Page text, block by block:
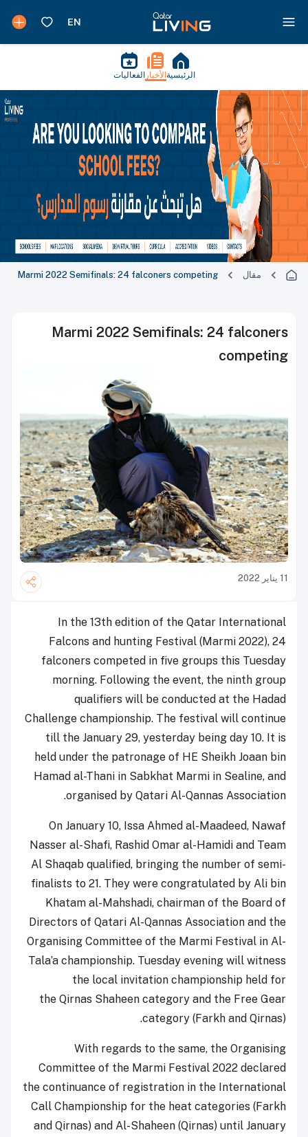
الرئيسية الأخبار الفعاليات
مقال Marmi 2022 Semifinals: 24 falconers competing
Marmi 2022 Semifinals: 24 falconers
competing
11 يناير 2022
In the 13th edition of the Qatar International
Falcons and hunting Festival (Marmi 2022), 24
falconers competed in five groups this Tuesday
morning. Following the event, the ninth group
qualifiers will be conducted at the Hadad
Challenge championship. The festival will continue
till the January 29, yesterday being day 10. It is
held under the patronage of HE Sheikh Joaan bin
Hamad al-Thani in Sabkhat Marmi in Sealine, and
organised by Qatari Al-Qannas Association.
On January 10, Issa Ahmed al-Maadeed, Nawaf
Nasser al-Shafi, Rashid Omar al-Hamidi and Team
Al Shaqab qualified, bringing the number of semi-
finalists to 21. They were congratulated by Ali bin
Khatam al-Mahshadi, chairman of the Board of
Directors of Qatari Al-Qannas Association and the
Organising Committee of the Marmi Festival in Al-
Tala’a championship. Tuesday evening will witness
the local invitation championship held for
the Qirnas Shaheen category and the Free Gear
category (Farkh and Qirnas).
With regards to the same, the Organising
Committee of the Marmi Festival 2022 declared
the continuance of registration in the International
Call Championship for the heat categories (Farkh
and Qirnas) and Al-Shaheen (Qirnas) until January